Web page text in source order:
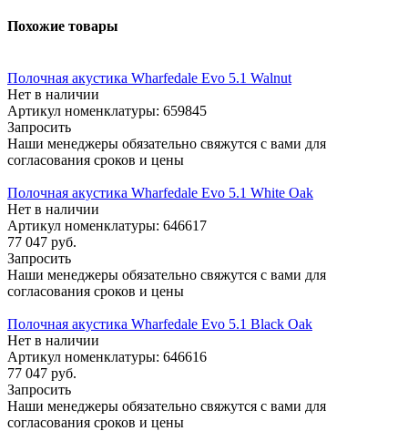
Похожие товары
Полочная акустика Wharfedale Evo 5.1 Walnut
Нет в наличии
Артикул номенклатуры: 659845
Запросить
Наши менеджеры обязательно свяжутся с вами для
согласования сроков и цены
Полочная акустика Wharfedale Evo 5.1 White Oak
Нет в наличии
Артикул номенклатуры: 646617
77 047 руб.
Запросить
Наши менеджеры обязательно свяжутся с вами для
согласования сроков и цены
Полочная акустика Wharfedale Evo 5.1 Black Oak
Нет в наличии
Артикул номенклатуры: 646616
77 047 руб.
Запросить
Наши менеджеры обязательно свяжутся с вами для
согласования сроков и цены